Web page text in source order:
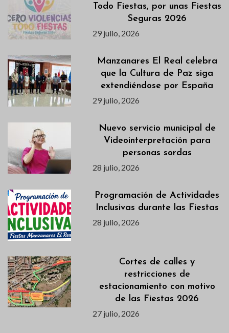
Todo Fiestas, por unas Fiestas
Seguras 2026
29 julio, 2026
Manzanares El Real celebra
que la Cultura de Paz siga
extendiéndose por España
29 julio, 2026
Nuevo servicio municipal de
Videointerpretación para
personas sordas
28 julio, 2026
Programación de Actividades
Inclusivas durante las Fiestas
28 julio, 2026
Cortes de calles y
restricciones de
estacionamiento con motivo
de las Fiestas 2026
27 julio, 2026